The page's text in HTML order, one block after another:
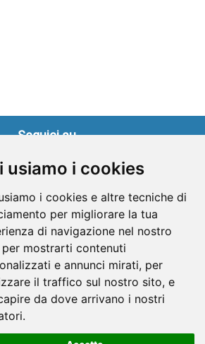
usiamo i cookies
i cookies e altre tecniche di
per migliorare la tua
di navigazione nel nostro
per mostrarti contenuti
e annunci mirati, per
il traffico sul nostro sito, e
da dove arrivano i nostri
Seguici su
PALINSESTO DIRETTA TV
DIRETTA RADIO
RGM HITRADIO
© TRG Media 2005-2026
s.r.l. - P.I.00496230541 - www.trgmedia.it- Powered by